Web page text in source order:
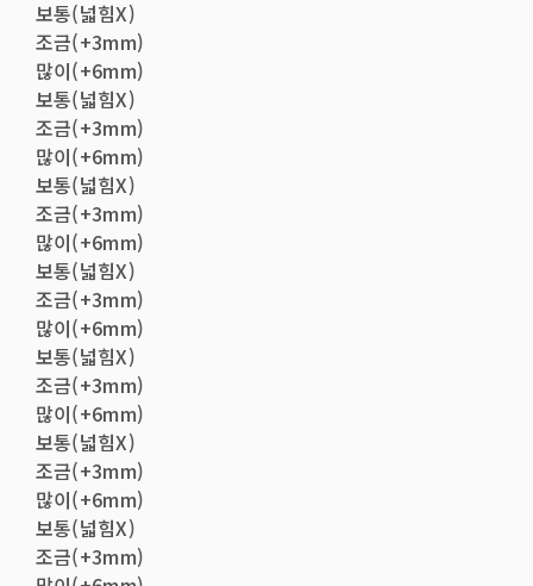
보통(넓힘X)
조금(+3mm)
많이(+6mm)
보통(넓힘X)
조금(+3mm)
많이(+6mm)
보통(넓힘X)
조금(+3mm)
많이(+6mm)
보통(넓힘X)
조금(+3mm)
많이(+6mm)
보통(넓힘X)
조금(+3mm)
많이(+6mm)
보통(넓힘X)
조금(+3mm)
많이(+6mm)
보통(넓힘X)
조금(+3mm)